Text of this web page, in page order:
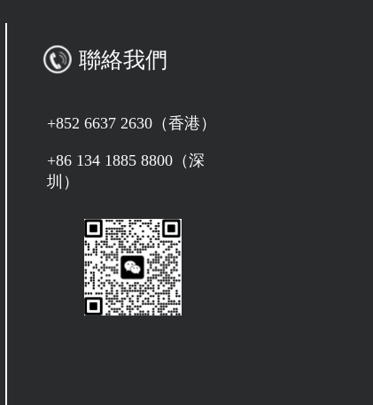
聯絡我們
+852 6637 2630（香港）
+86 134 1885 8800（深
圳）